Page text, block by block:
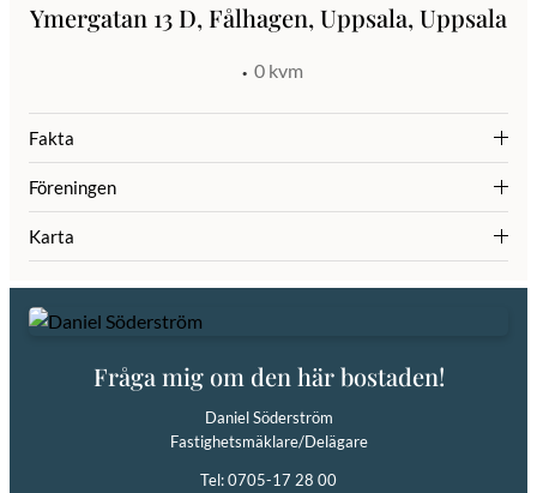
Fråga mig om den här bostaden!
Daniel Söderström
Fastighetsmäklare/Delägare
Tel: 0705-17 28 00
Ymergatan 13 D, Fålhagen, Uppsala, Uppsala
0 kvm
Fakta
Föreningen
Karta